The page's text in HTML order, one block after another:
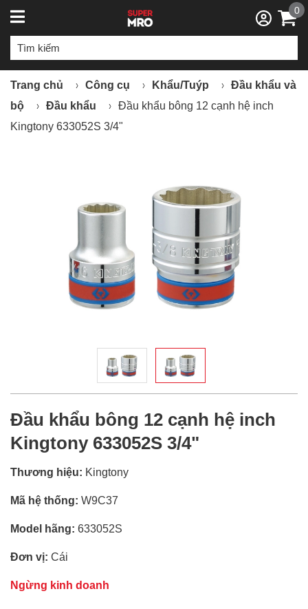
0
Trang chủ Công cụ Khẩu/Tuýp
Đầu khẩu và
bộ
Đầu khẩu
Đầu khẩu bông 12 cạnh hệ inch
Kingtony 633052S 3/4"
Đầu khẩu bông 12 cạnh hệ inch
Kingtony 633052S 3/4"
Thương hiệu: Kingtony
Mã hệ thống: W9C37
Model hãng: 633052S
Đơn vị: Cái
Ngừng kinh doanh